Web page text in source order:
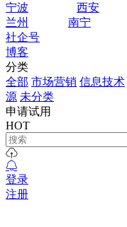
宁波
西安
兰州
南宁
社企号
博客
分类
全部 市场营销 信息技术
源 未分类
申请试用
HOT
登录
注册